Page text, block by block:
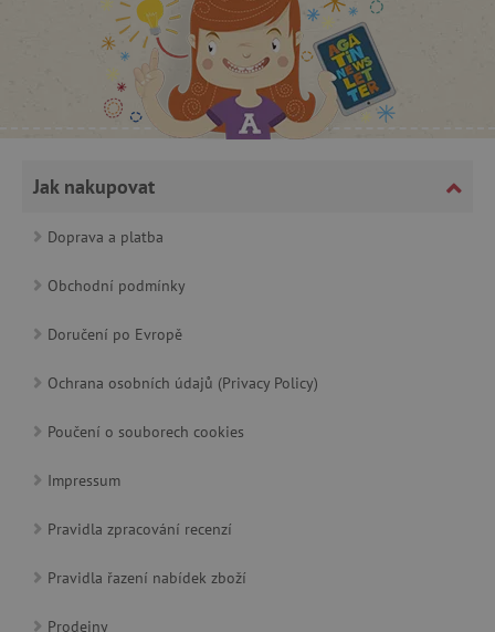
Jak nakupovat
Doprava a platba
Obchodní podmínky
Doručení po Evropě
Ochrana osobních údajů (Privacy Policy)
Poučení o souborech cookies
Impressum
Pravidla zpracování recenzí
Pravidla řazení nabídek zboží
Prodejny
_lb_ccc
cjConsent